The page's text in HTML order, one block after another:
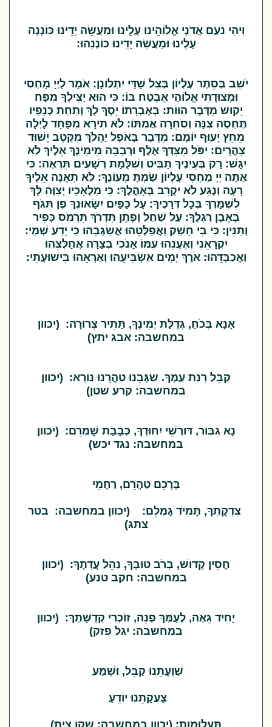
וִיהִי נֹעַם אֲדֹנָי אֱלוֹהֵינוּ עָלֵינוּ וּמַעֲשֵׂה יָדֵינוּ כּוֹנְנָה
עָלֵינוּ וּמַעֲשֵׂה יָדֵינוּ כּוֹנְנֵהוּ:
יֹשֵׁב בְּסֵתֶר עֶלְיוֹן בְּצֵל שַׁדַּי יִתְלוֹנָן: אֹמַר לַיְיָ מַחְסִי
וּמְצוּדָתִי אֱלוֹהַי אֶבְטַח בּוֹ: כִּי הוּא יַצִּילְךָ מִפַּח
יָקוּשׁ מִדֶּבֶר הַוּוֹת: בְּאֶבְרָתוֹ יָסֶךְ לָךְ וְתַחַת כְּנָפָיו
תֶּחְסֶה צִנָּה וְסֹחֵרָה אֲמִתּוֹ: לֹא תִירָא מִפַּחַד לָיְלָה
מֵחֵץ יָעוּף יוֹמָם: מִדֶּבֶר בָּאֹפֶל יַהֲלֹךְ מִקֶּטֶב יָשׁוּד
צָהֳרָיִם: יִפֹּל מִצִּדְּךָ אֶלֶף וּרְבָבָה מִימִינֶךָ אֵלֶיךָ לֹא
יִגָּשׁ: רַק בְּעֵינֶיךָ תַבִּיט וְשִׁלֻּמַת רְשָׁעִים תִּרְאֶה: כִּי
אַתָּה יְיָ מַחְסִי עֶלְיוֹן שַׂמְתָּ מְעוֹנֶךָ: לֹא תְאֻנֶּה אֵלֶיךָ
רָעָה וְנֶגַע לֹא יִקְרַב בְּאָהֳלֶךָ: כִּי מַלְאָכָיו יְצַוֶּה לָּךְ
לִשְׁמָרְךָ בְּכָל דְּרָכֶיךָ: עַל כַּפַּיִם יִשָּׂאוּנְךָ פֶּן תִּגֹּף
בָּאֶבֶן רַגְלֶךָ: עַל שַׁחַל וָפֶתֶן תִּדְרֹךְ תִּרְמֹס כְּפִיר
וְתַנִּין: כִּי בִי חָשַׁק וַאֲפַלְּטֵהוּ אֲשַׂגְּבֵהוּ כִּי יָדַע שְׁמִי:
יִקְרָאֵנִי וְאֶעֱנֵהוּ עִמּוֹ אָנֹכִי בְצָרָה אֲחַלְּצֵהוּ
וַאֲכַבְּדֵהוּ: אֹרֶךְ יָמִים אַשְׂבִּיעֵהוּ וְאַרְאֵהוּ בִּישׁוּעָתִי:
אָנָּא בְּכֹחַ, גְּדֻלַּת יְמִינֶךָ, תַּתִּיר צְרוּרָה: (יכוון
במחשבה: אבג יתץ)
קַבֵּל רִנַּת עַמְּךָ. שַׂגְּבֵנוּ טַהֲרֵנוּ נורָא: (יכוון
במחשבה: קרע שטן)
נָא גִבּור, דּורְשֵׁי יִחוּדְךָ, כְּבָבַת שָׁמְרֵם: (יכוון
במחשבה: נגד יכש)
בָּרְכֵם טַהֲרֵם, רַחֲמֵי
צִדְקָתְךָ, תָּמִיד גָּמְלֵם: (יכוון במחשבה: בטר
צתג)
חֲסִין קָדושׁ, בְּרֹב טוּבְךָ, נַהֵל עֲדָתֶךָ: (יכוון
במחשבה: חקב טנע)
יָחִיד גֵּאֶה, לְעַמְּךָ פְּנֵה, זוֹכְרֵי קְדֻשָּׁתֶךָ: (יכוון
במחשבה: יגל פזק)
שַׁוְעָתֵנוּ קַבֵּל, וּשְׁמַע
צַעֲקָתֵנוּ יוֹדֵעַ